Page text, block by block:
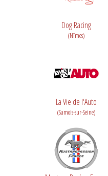
Dog Racing
(Nîmes)
La Vie de l'Auto
(Samois-sur-Seine)